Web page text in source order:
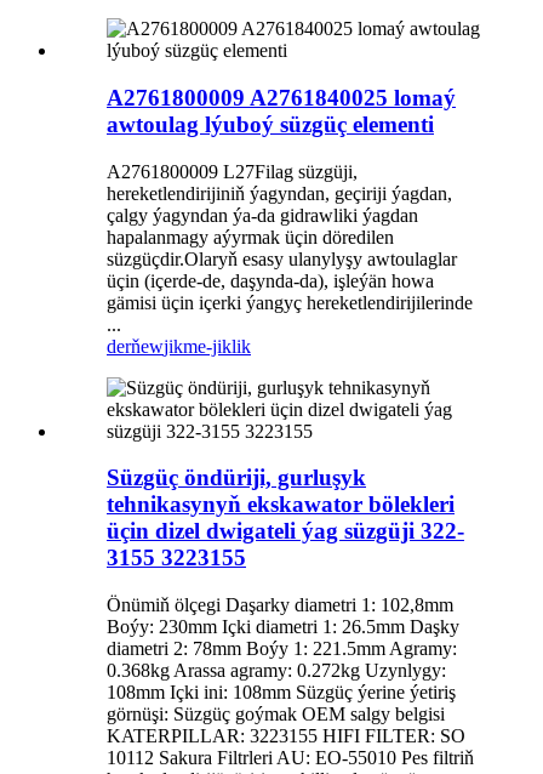
A2761800009 A2761840025 lomaý
awtoulag lýuboý süzgüç elementi
A2761800009 L27Filag süzgüji,
hereketlendirijiniň ýagyndan, geçiriji ýagdan,
çalgy ýagyndan ýa-da gidrawliki ýagdan
hapalanmagy aýyrmak üçin döredilen
süzgüçdir.Olaryň esasy ulanylyşy awtoulaglar
üçin (içerde-de, daşynda-da), işleýän howa
gämisi üçin içerki ýangyç hereketlendirijilerinde
...
derňewjikme-jiklik
Süzgüç öndüriji, gurluşyk
tehnikasynyň ekskawator bölekleri
üçin dizel dwigateli ýag süzgüji 322-
3155 3223155
Önümiň ölçegi Daşarky diametri 1: 102,8mm
Boýy: 230mm Içki diametri 1: 26.5mm Daşky
diametri 2: 78mm Boýy 1: 221.5mm Agramy:
0.368kg Arassa agramy: 0.272kg Uzynlygy:
108mm Içki ini: 108mm Süzgüç ýerine ýetiriş
görnüşi: Süzgüç goýmak OEM salgy belgisi
KATERPILLAR: 3223155 HIFI FILTER: SO
10112 Sakura Filtrleri AU: EO-55010 Pes filtriň